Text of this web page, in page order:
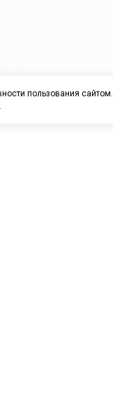
пользования сайтом.